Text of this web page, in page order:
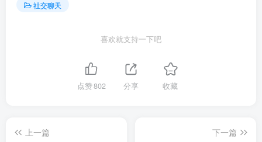
社交聊天
喜欢就支持一下吧
点赞802 分享 收藏
上一篇
下一篇